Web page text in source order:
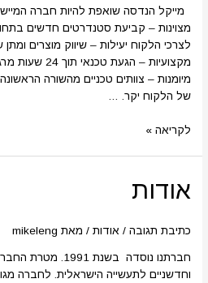
מייקל הנדסה שואפת להיות חברה
מצוינות – קביעת סטנדרטים חדשים
לצרכי הלקוח יעילות – שיווק מוצרים ומתן
מקצועיות –
מיומנות – צוותים טכניים מהשורה
של הלקוח יקר. …
לקריאה »
אודות
כתיבת תגובה / אודות / מאת mikeleng
חברתנו נוסדה בשנת
וחדשניים לתעשייה הישראלית. לחברה